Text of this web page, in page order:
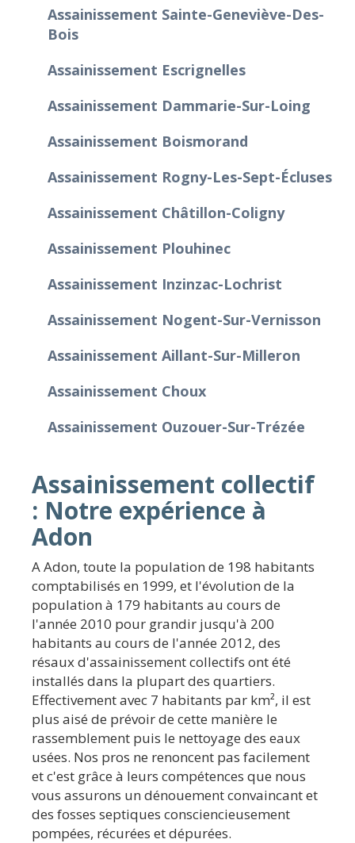
Assainissement Sainte-Geneviève-Des-
Bois
Assainissement Escrignelles
Assainissement Dammarie-Sur-Loing
Assainissement Boismorand
Assainissement Rogny-Les-Sept-Écluses
Assainissement Châtillon-Coligny
Assainissement Plouhinec
Assainissement Inzinzac-Lochrist
Assainissement Nogent-Sur-Vernisson
Assainissement Aillant-Sur-Milleron
Assainissement Choux
Assainissement Ouzouer-Sur-Trézée
Assainissement collectif
: Notre expérience à
Adon
A Adon, toute la population de 198 habitants
comptabilisés en 1999, et l'évolution de la
population à 179 habitants au cours de
l'année 2010 pour grandir jusqu'à 200
habitants au cours de l'année 2012, des
résaux d'assainissement collectifs ont été
installés dans la plupart des quartiers.
Effectivement avec 7 habitants par km², il est
plus aisé de prévoir de cette manière le
rassemblement puis le nettoyage des eaux
usées. Nos pros ne renoncent pas facilement
et c'est grâce à leurs compétences que nous
vous assurons un dénouement convaincant et
des fosses septiques consciencieusement
pompées, récurées et dépurées.